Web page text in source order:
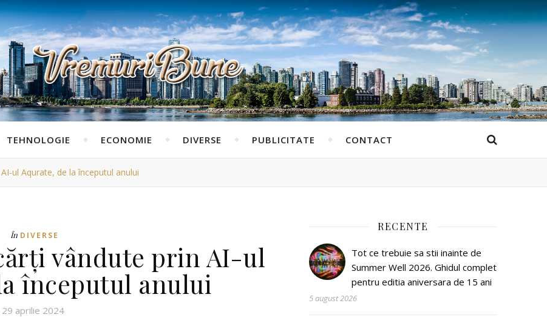
TEHNOLOGIE ECONOMIE DIVERSE PUBLICITATE CONTACT
ul Aqurate, de la începutul anului
În DIVERSE
vândute prin AI-ul
începutul anului
29 aprilie 2024
RECENTE
Tot ce trebuie sa stii inainte de
Summer Well 2026. Ghidul complet
pentru editia aniversara de 15 ani
5 august 2026